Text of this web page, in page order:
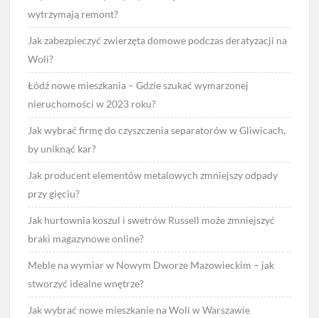
wytrzymają remont?
Jak zabezpieczyć zwierzęta domowe podczas deratyzacji na
Woli?
Łódź nowe mieszkania – Gdzie szukać wymarzonej
nieruchomości w 2023 roku?
Jak wybrać firmę do czyszczenia separatorów w Gliwicach,
by uniknąć kar?
Jak producent elementów metalowych zmniejszy odpady
przy gięciu?
Jak hurtownia koszul i swetrów Russell może zmniejszyć
braki magazynowe online?
Meble na wymiar w Nowym Dworze Mazowieckim – jak
stworzyć idealne wnętrze?
Jak wybrać nowe mieszkanie na Woli w Warszawie